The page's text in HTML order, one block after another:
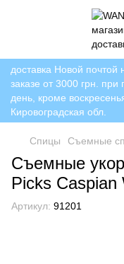
доставка Новой почтой
заказе от 3000 грн.
день, кроме
Кировоградская обл.
Спицы Съемные
Съемные
Picks Caspian
Артикул: 91201